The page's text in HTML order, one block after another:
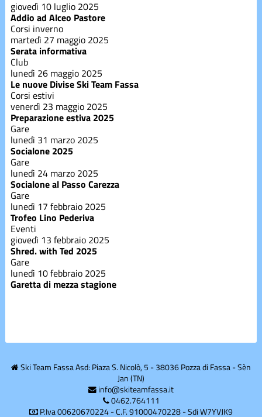
giovedì 10 luglio 2025
Addio ad Alceo Pastore
Corsi inverno
martedì 27 maggio 2025
Serata informativa
Club
lunedì 26 maggio 2025
Le nuove Divise Ski Team Fassa
Corsi estivi
venerdì 23 maggio 2025
Preparazione estiva 2025
Gare
lunedì 31 marzo 2025
Socialone 2025
Gare
lunedì 24 marzo 2025
Socialone al Passo Carezza
Gare
lunedì 17 febbraio 2025
Trofeo Lino Pederiva
Eventi
giovedì 13 febbraio 2025
Shred. with Ted 2025
Gare
lunedì 10 febbraio 2025
Garetta di mezza stagione
shred
Snowboard
Sponsor
Summer
Camp
Ta Mont
Varie
Ski Team Fassa Asd: Piaza S. Nicolò, 5 - 38036 Pozza di Fassa - Sèn
Jan (TN)
info@skiteamfassa.it
0462.764111
P.Iva 00620670224 - C.F. 91000470228 - Sdi W7YVJK9